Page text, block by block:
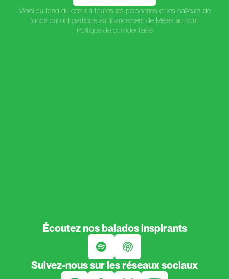
Merci du fond du cœur à toutes les personnes et les bailleurs de
fonds qui ont participé au financement de Mères au front.
Politique de confidentialité
Écoutez nos balados inspirants
Suivez-nous sur les réseaux sociaux